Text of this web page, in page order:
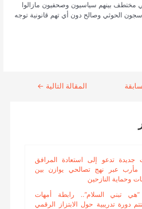
مختطف بينهم سياسيون وصحفيون مازالوا
الحوثي وصالح دون أي تهم قانونية توجه
المقالة التالية ←
تدعو إلى استعادة المرافق
مأرب عبر نهج تصالحي يوازن بين
وحماية النازحين
تبني السلام”.. رابطة أمهات
دورة تدريبية حول الابتزاز الرقمي